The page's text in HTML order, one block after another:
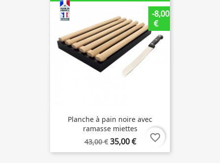
Planche à pain noire avec
ramasse miettes
43,00 € 35,00 €
-8,00
€
favorite_border